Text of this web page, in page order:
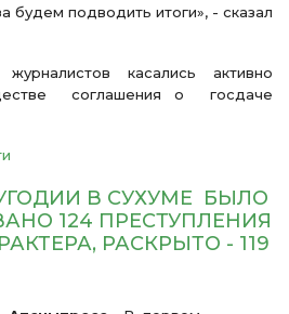
подводить итоги», - сказал
касались активно
соглашения о госдаче
В СУХУМЕ БЫЛО
124 ПРЕСТУПЛЕНИЯ
РАСКРЫТО - 119